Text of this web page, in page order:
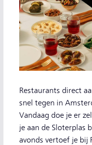
Restaurants direct
snel tegen in
Vandaag doe je er
je aan de Sloterplas
avonds vertoef je bij